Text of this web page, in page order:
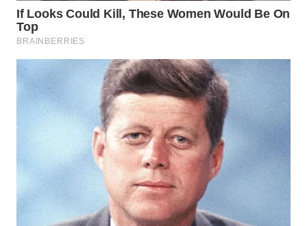
WN DELI
SERDANG
WN
TEBING
TINGGI
KARAWANG